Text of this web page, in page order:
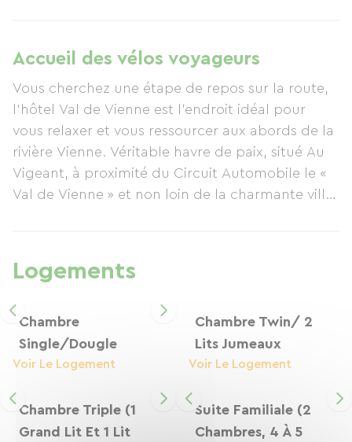
possèdent leur terrasse privative avec vue sur le
jardin et la Vienne.
Garage fermé pour les vélos sur demande,
parking fermé et sécurisé la nuit par un portail.
Pour la récupération ou votre bien-être, des
massages sont possibles sur réservation avec
des intervenantes extérieures.
Possibilité de laver et sécher le linge, 5€ la
clientèle du lundi au vendredi, le samedi pour
des groupes à partir de 15 personnes, sur
réservation uniquement. Cuisine Française, faite
maison.
Petit-déjeuner "Buffet Continental"
Accueil des vélos voyageurs
Vous cherchez une étape de repos sur la route,
l’hôtel Val de Vienne est l’endroit idéal pour
vous relaxer et vous ressourcer aux abords de la
rivière Vienne. Véritable havre de paix, situé Au
Vigeant, à proximité du Circuit Automobile le «
Val de Vienne » et non loin de la charmante ville
centrale et se situe sur l'itinéraire bis de la
Établissement de charme, classé 3 étoiles
donnant sur un parc de 2 ha au bord de la
Vienne avec un grand parking privé et sécurisé
demande.
Une piscine extérieure chauffée, ouverte en
Logements
Chambre
Single/Dougle
Voir Le Logement
Chambre Twin/ 2
Lits Jumeaux
Voir Le Logement
Chambre Triple (1
Grand Lit Et 1 Lit
Suite Familiale (2
Chambres, 4 À 5